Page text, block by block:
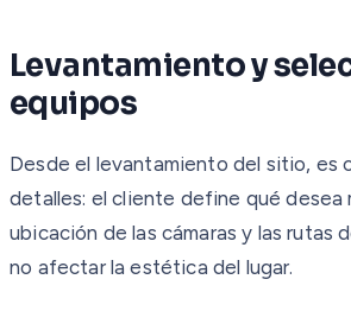
Levantamiento y
equipos
Desde el levantamiento del sitio, es
detalles: el cliente define qué desea
ubicación de las cámaras y las rutas
no afectar la estética del lugar.